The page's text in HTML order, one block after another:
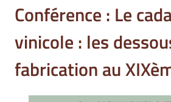
Conférence : Le
vinicole : les
fabrication au